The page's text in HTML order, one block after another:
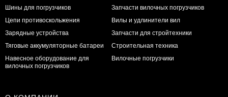
Шины для погрузчиков
Цепи противоскольжения
Зарядные устройства
Тяговые аккумуляторные батареи
Навесное оборудование для
вилочных погрузчиков
Запчасти вилочных погрузчиков
Вилы и удлинители вил
Запчасти для стройтехники
Строительная техника
Вилочные погрузчики